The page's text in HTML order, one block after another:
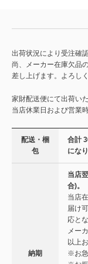
出荷状況により受注確
尚、メーカー在庫欠品
差し上げます。よろし
家財配送便にて出荷い
当店休業日および営業
配送・梱
包
合計
にな
納期
当店
合)。
当店
届け
応と
メー
以上
※お急